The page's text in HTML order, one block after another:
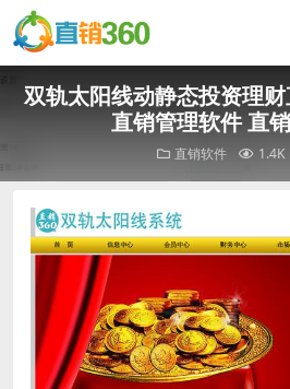
双轨太阳线动静态投资理
直销管理软件 直
直销软件 1.4K